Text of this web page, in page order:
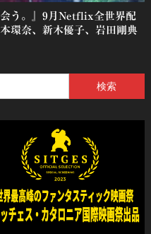
会う。』9月Netflix全世界配
環奈、新木優子、岩田剛典
索: